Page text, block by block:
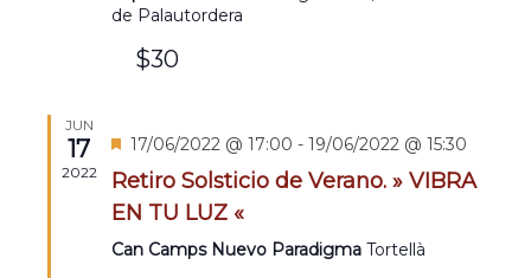
de Palautordera
$30
JUN
17
2022
Destacado
17/06/2022 @ 17:00 - 19/06/2022 @ 15:30
Retiro Solsticio de Verano. » VIBRA
EN TU LUZ «
Can Camps Nuevo Paradigma Tortellà